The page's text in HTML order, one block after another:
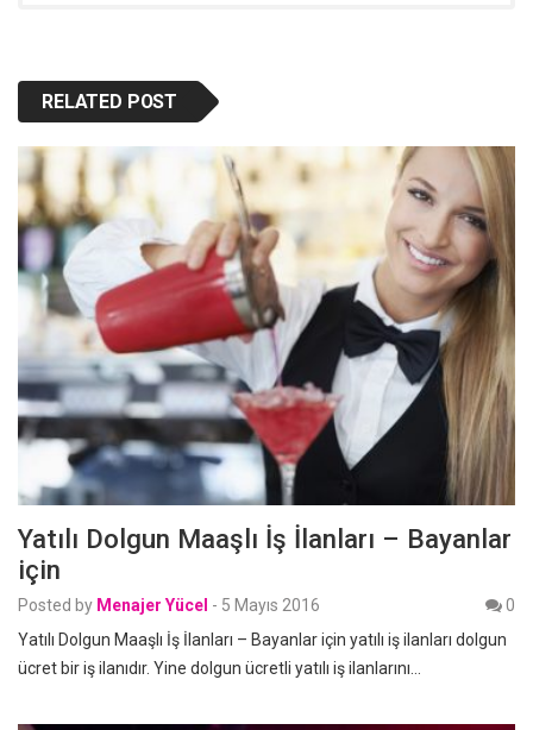
RELATED POST
Yatılı Dolgun Maaşlı İş İlanları – Bayanlar
için
Posted by Menajer Yücel - 5 Mayıs 2016
0
Yatılı Dolgun Maaşlı İş İlanları – Bayanlar için yatılı iş ilanları dolgun
ücret bir iş ilanıdır. Yine dolgun ücretli yatılı iş ilanlarını…